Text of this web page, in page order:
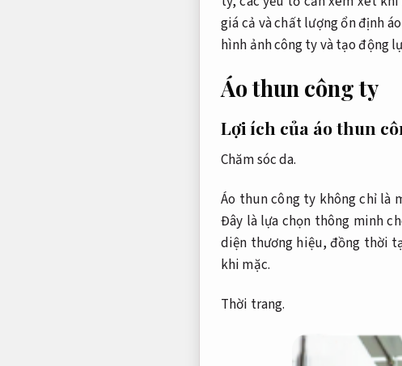
giá cả và chất lượng ổn định
hình ảnh công ty và tạo động
Áo thun công ty
Lợi ích của áo thun
Chăm sóc da.
Áo thun công ty không chỉ là
Đây là lựa chọn thông minh
diện thương hiệu, đồng thời
khi mặc.
Thời trang.